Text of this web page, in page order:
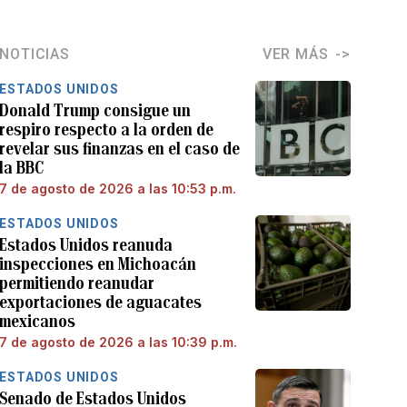
NOTICIAS VER MÁS
ESTADOS UNIDOS
Donald Trump consigue un
respiro respecto a la orden de
revelar sus finanzas en el caso de
la BBC
7 de agosto de 2026 a las 10:53 p.m.
ESTADOS UNIDOS
Estados Unidos reanuda
inspecciones en Michoacán
permitiendo reanudar
exportaciones de aguacates
mexicanos
7 de agosto de 2026 a las 10:39 p.m.
ESTADOS UNIDOS
Senado de Estados Unidos